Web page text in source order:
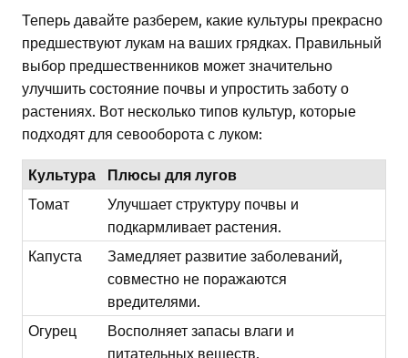
Теперь давайте разберем, какие культуры прекрасно
предшествуют лукам на ваших грядках. Правильный
выбор предшественников может значительно
улучшить состояние почвы и упростить заботу о
растениях. Вот несколько типов культур, которые
подходят для севооборота с луком:
Культура Плюсы для лугов
Томат
Улучшает структуру почвы и
подкармливает растения.
Капуста
Замедляет развитие заболеваний,
совместно не поражаются
вредителями.
Огурец
Восполняет запасы влаги и
питательных веществ.